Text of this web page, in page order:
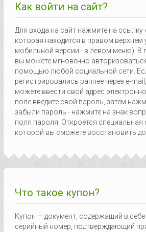
Как войти на сайт?
Для входа на сайт нажмите на ссылку
которая находится в правом верхнем
мобильной версии - в левом меню). В
вы можете мгновенно
помощью любой социальной сети.
регистрировались раннее через e-
можете ввести свой адрес
поле введите свой пароль, затем
забыли пароль - нажмите на знак
поля пароля. Откроется
которой вы сможете восстановить
Что такое купон?
Купон — документ, содержащий в
серийный номер, подтверждающий